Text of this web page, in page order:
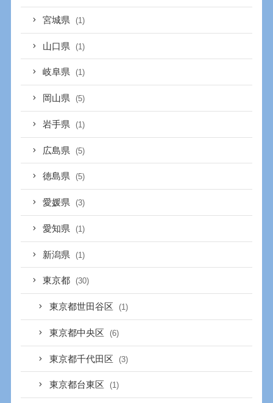
宮城県 (1)
山口県 (1)
岐阜県 (1)
岡山県 (5)
岩手県 (1)
広島県 (5)
徳島県 (5)
愛媛県 (3)
愛知県 (1)
新潟県 (1)
東京都 (30)
東京都世田谷区 (1)
東京都中央区 (6)
東京都千代田区 (3)
東京都台東区 (1)